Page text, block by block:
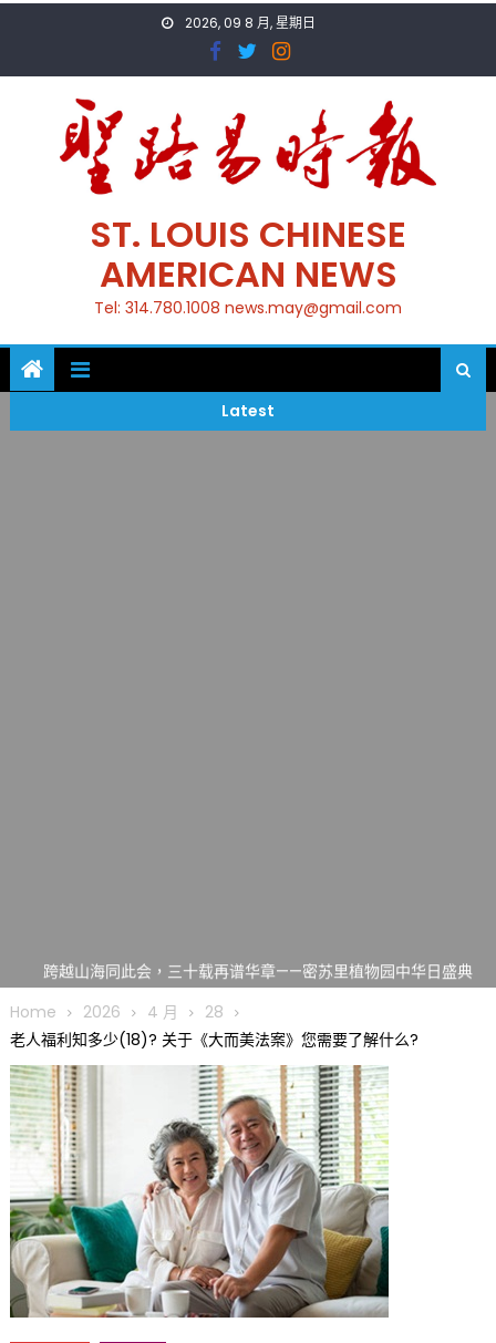
2026, 09 8 月, 星期日
ST. LOUIS CHINESE
AMERICAN NEWS
Tel: 314.780.1008 news.may@gmail.com
Latest
跨越山海同此会，三十载再谱华章——密苏里植物园中华日盛典
圆满举行
圣路易龙舟俱乐部5月16日龙舟体验日 邀请各界亲身体验划行乐
趣 + 水上竞速魅力
三十二载跨越时空的相逢
执掌密苏里植物园近四十年 致力推动全球植物多样性研究与中美
合作 Peter Raven 博士逝世 享年89岁
一晃三十年，初夏又相逢。中华日，等你来赴约 —— 密苏里植物
园“中华日三十周年特别报道（五）
筝声与琴韵交汇：刘励(Li Statler)与钢琴家Darek演绎一场古筝
与钢琴的精彩对话
Home 2026 4 月
28
老人福利知多少(18)? 关于《大而美法案》您需要了解什么?